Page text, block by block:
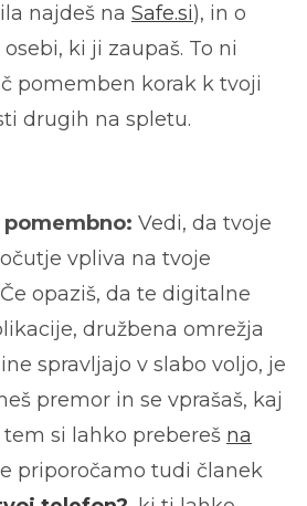
najdeš na Safe.si), in o
ki ji zaupaš. To ni
pomemben korak k tvoji
drugih na spletu.
Vedi, da tvoje
vpliva na tvoje
opaziš, da te digitalne
družbena omrežja
spravljajo v slabo voljo, je
premor in se vprašaš, kaj
tem si lahko prebereš na
priporočamo tudi članek